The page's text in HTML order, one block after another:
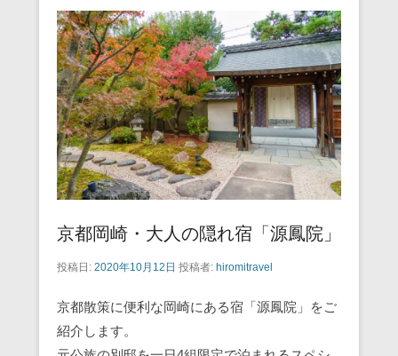
b
o
o
k
st
a
京都岡崎・大人の隠れ宿「源鳳院」
投稿日: 2020年10月12日 投稿者: hiromitravel
京都散策に便利な岡崎にある宿「源鳳院」をご
紹介します。